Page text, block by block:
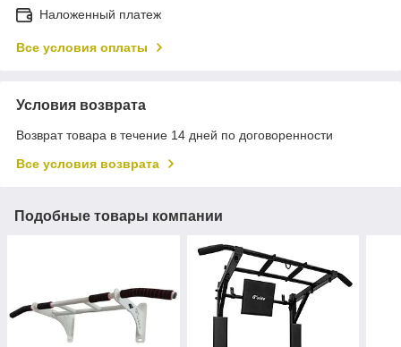
Наложенный платеж
Все условия оплаты
Условия возврата
Возврат товара в течение 14 дней по договоренности
Все условия возврата
Подобные товары компании